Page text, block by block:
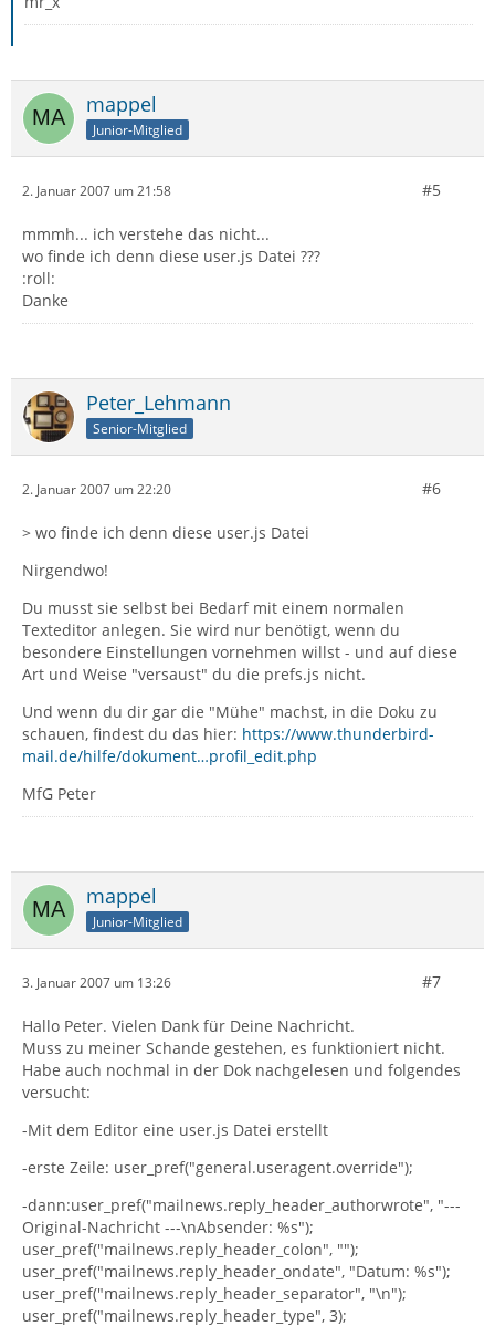
mappel
Junior-Mitglied
2. Januar 2007 um 21:58 #5
mmmh... ich verstehe das nicht...
wo finde ich denn diese user.js Datei ???
:roll:
Danke
Peter_Lehmann
Senior-Mitglied
2. Januar 2007 um 22:20 #6
> wo finde ich denn diese user.js Datei
Nirgendwo!
Du musst sie selbst bei Bedarf mit einem normalen
Texteditor anlegen. Sie wird nur benötigt, wenn du
besondere Einstellungen vornehmen willst - und auf diese
Art und Weise "versaust" du die prefs.js nicht.
Und wenn du dir gar die "Mühe" machst, in die Doku zu
schauen, findest du das hier: https://www.thunderbird-
mail.de/hilfe/dokument…profil_edit.php
MfG Peter
mappel
Junior-Mitglied
3. Januar 2007 um 13:26 #7
Hallo Peter. Vielen Dank für Deine Nachricht.
Muss zu meiner Schande gestehen, es funktioniert nicht.
Habe auch nochmal in der Dok nachgelesen und folgendes
versucht:
-Mit dem Editor eine user.js Datei erstellt
-erste Zeile: user_pref("general.useragent.override");
-dann:user_pref("mailnews.reply_header_authorwrote", "---
Original-Nachricht ---\nAbsender: %s");
user_pref("mailnews.reply_header_colon", "");
user_pref("mailnews.reply_header_ondate", "Datum: %s");
user_pref("mailnews.reply_header_separator", "\n");
user_pref("mailnews.reply_header_type", 3);